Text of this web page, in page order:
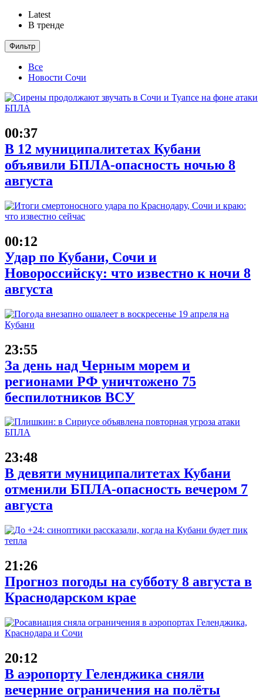
Latest
В тренде
Фильтр
Все
Новости Сочи
00:37
В 12 муниципалитетах Кубани
объявили БПЛА-опасность ночью 8
августа
00:12
Удар по Кубани, Сочи и
Новороссийску: что известно к ночи 8
августа
23:55
За день над Черным морем и
регионами РФ уничтожено 75
беспилотников ВСУ
23:48
В девяти муниципалитетах Кубани
отменили БПЛА-опасность вечером 7
августа
21:26
Прогноз погоды на субботу 8 августа в
Краснодарском крае
20:12
В аэропорту Геленджика сняли
вечерние ограничения на полёты